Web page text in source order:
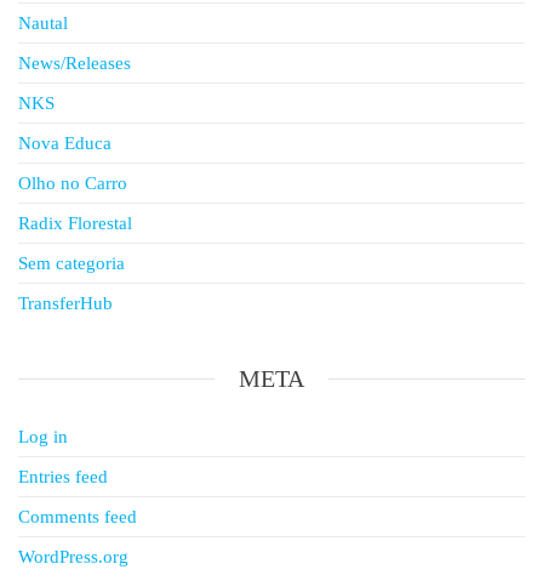
Nautal
News/Releases
NKS
Nova Educa
Olho no Carro
Radix Florestal
Sem categoria
TransferHub
META
Log in
Entries feed
Comments feed
WordPress.org